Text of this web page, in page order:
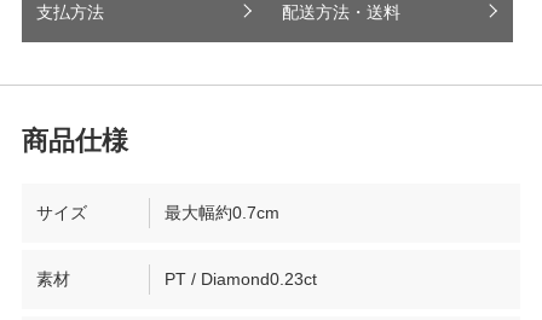
支払方法 配送方法・送料
サイズ 最大幅約0.7cm
素材 PT / Diamond0.23ct